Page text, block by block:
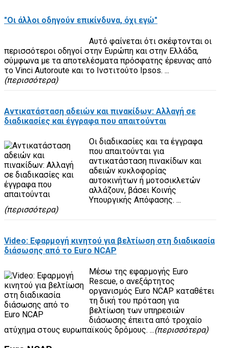
"Οι άλλοι οδηγούν επικίνδυνα, όχι εγώ"
Αυτό φαίνεται ότι σκέφτονται οι
περισσότεροι οδηγοί στην Ευρώπη και στην Ελλάδα,
σύμφωνα με τα αποτελέσματα πρόσφατης έρευνας από
το Vinci Autoroute και το Ινστιτούτο Ipsos. ...
(περισσότερα)
Αντικατάσταση αδειών και πινακίδων: Αλλαγή σε
διαδικασίες και έγγραφα που απαιτούνται
Οι διαδικασίες και τα έγγραφα
που απαιτούνται για
αντικατάσταση πινακίδων και
αδειών κυκλοφορίας
αυτοκινήτων ή μοτοσικλετών
αλλάζουν, βάσει Κοινής
Υπουργικής Απόφασης. ...
(περισσότερα)
Video: Εφαρμογή κινητού για βελτίωση στη διαδικασία
διάσωσης από το Euro NCAP
Μέσω της εφαρμογής Euro
Rescue, ο ανεξάρτητος
οργανισμός Euro NCAP καταθέτει
τη δική του πρόταση για
βελτίωση των υπηρεσιών
διάσωσης έπειτα από τροχαίο
ατύχημα στους ευρωπαϊκούς δρόμους. ...(περισσότερα)